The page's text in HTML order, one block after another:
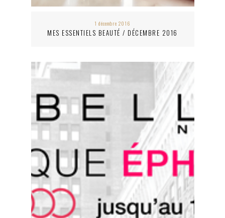
1 décembre 2016
MES ESSENTIELS BEAUTÉ / DÉCEMBRE 2016